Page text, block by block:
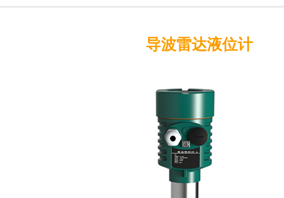
导波雷达液位计